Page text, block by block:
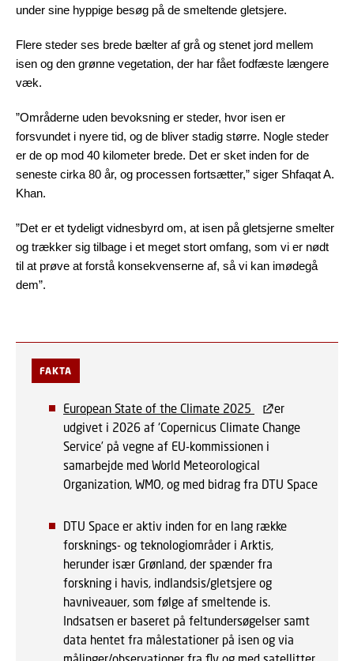
under sine hyppige besøg på de smeltende gletsjere.
Flere steder ses brede bælter af grå og stenet jord mellem
isen og den grønne vegetation, der har fået fodfæste længere
væk.
”Områderne uden bevoksning er steder, hvor isen er
forsvundet i nyere tid, og de bliver stadig større. Nogle steder
er de op mod 40 kilometer brede. Det er sket inden for de
seneste cirka 80 år, og processen fortsætter,” siger Shfaqat A.
Khan.
”Det er et tydeligt vidnesbyrd om, at isen på gletsjerne smelter
og trækker sig tilbage i et meget stort omfang, som vi er nødt
til at prøve at forstå konsekvenserne af, så vi kan imødegå
dem”.
FAKTA
European State of the Climate 2025
er
udgivet i 2026 af ‘Copernicus Climate Change
Service’ på vegne af EU-kommissionen i
samarbejde med World Meteorological
Organization, WMO, og med bidrag fra DTU Space
DTU Space er aktiv inden for en lang række
forsknings- og teknologiområder i Arktis,
herunder især Grønland, der spænder fra
forskning i havis, indlandsis/gletsjere og
havniveauer, som følge af smeltende is.
Indsatsen er baseret på feltundersøgelser samt
data hentet fra målestationer på isen og via